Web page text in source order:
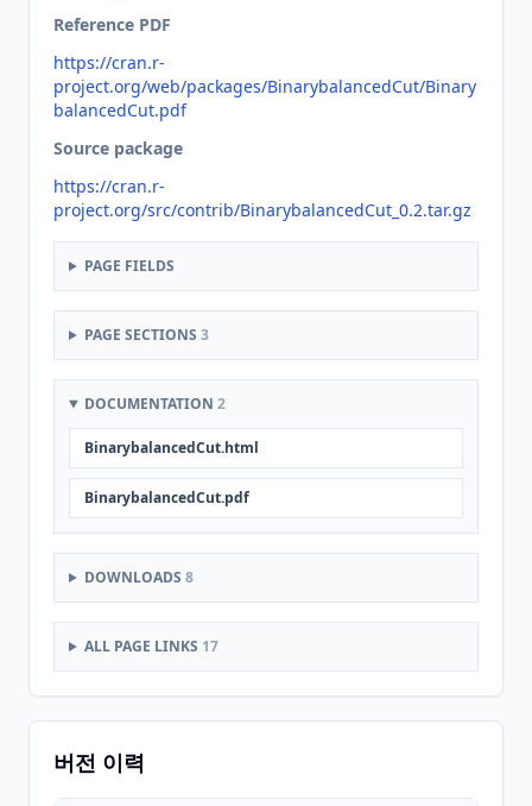
Reference PDF
https://cran.r-
project.org/web/packages/BinarybalancedCut/Binary
balancedCut.pdf
Source package
https://cran.r-
project.org/src/contrib/BinarybalancedCut_0.2.tar.gz
PAGE FIELDS
PAGE SECTIONS 3
DOCUMENTATION 2
BinarybalancedCut.html
BinarybalancedCut.pdf
DOWNLOADS 8
ALL PAGE LINKS 17
버전 이력